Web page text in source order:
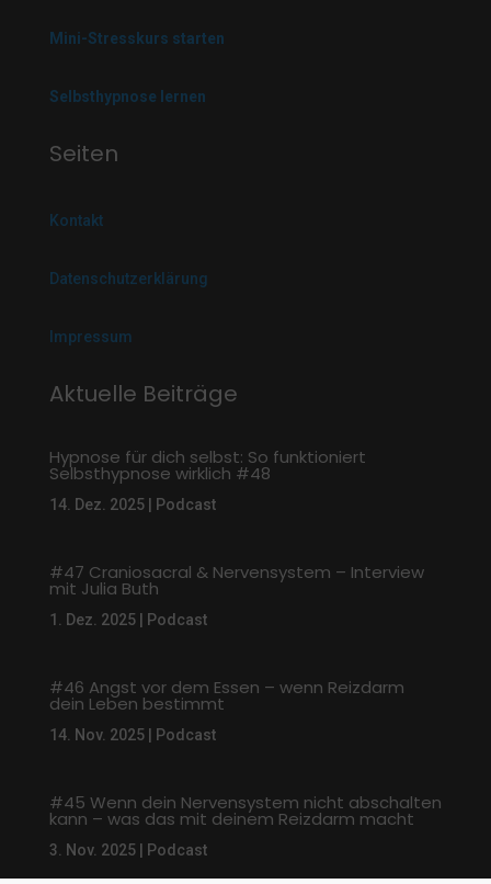
Mini-Stresskurs starten
Selbsthypnose lernen
Seiten
Kontakt
Datenschutzerklärung
Impressum
Aktuelle Beiträge
Hypnose für dich selbst: So funktioniert
Selbsthypnose wirklich #48
14. Dez. 2025| Podcast
#47 Craniosacral & Nervensystem – Interview
mit Julia Buth
1. Dez. 2025| Podcast
#46 Angst vor dem Essen – wenn Reizdarm
dein Leben bestimmt
14. Nov. 2025| Podcast
#45 Wenn dein Nervensystem nicht abschalten
kann – was das mit deinem Reizdarm macht
3. Nov. 2025| Podcast